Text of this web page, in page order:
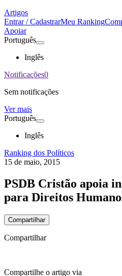
Artigos
Entrar / CadastrarMeu Ranking
Apoiar
Português
Inglês
Notificações0
Sem notificações
Ver mais
Português
Inglês
Ranking dos Políticos
15 de maio, 2015
PSDB Cristão apoia
para Direitos
Compartilhar
Compartilhar
Compartilhe o artigo via